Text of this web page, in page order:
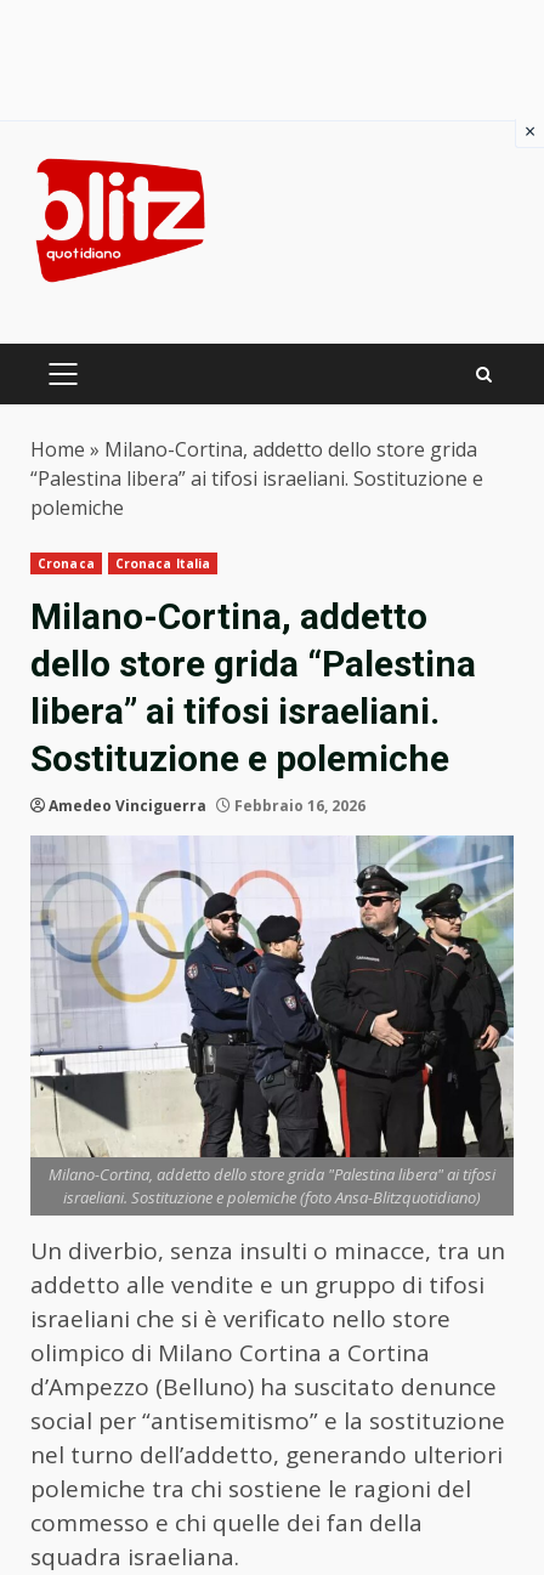
content
PRIMARY
Home » Milano-Cortina, addetto dello store grida
“Palestina libera” ai tifosi israeliani. Sostituzione e
polemiche
Cronaca Cronaca Italia
Milano-Cortina, addetto
dello store grida “Palestina
libera” ai tifosi israeliani.
Sostituzione e polemiche
Amedeo Vinciguerra Febbraio 16, 2026
Milano-Cortina, addetto dello store grida "Palestina libera" ai tifosi
israeliani. Sostituzione e polemiche (foto Ansa-Blitzquotidiano)
Un diverbio, senza insulti o minacce, tra un
addetto alle vendite e un gruppo di tifosi
israeliani che si è verificato nello store
olimpico di Milano Cortina a Cortina
d’Ampezzo (Belluno) ha suscitato denunce
social per “antisemitismo” e la sostituzione
nel turno dell’addetto, generando ulteriori
polemiche tra chi sostiene le ragioni del
commesso e chi quelle dei fan della
squadra israeliana.
×